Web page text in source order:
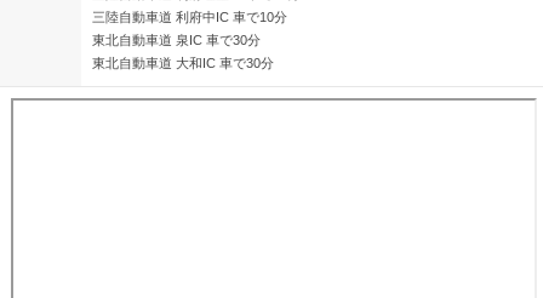
三陸自動車道 利府中IC 車で10分
東北自動車道 泉IC 車で30分
東北自動車道 大和IC 車で30分